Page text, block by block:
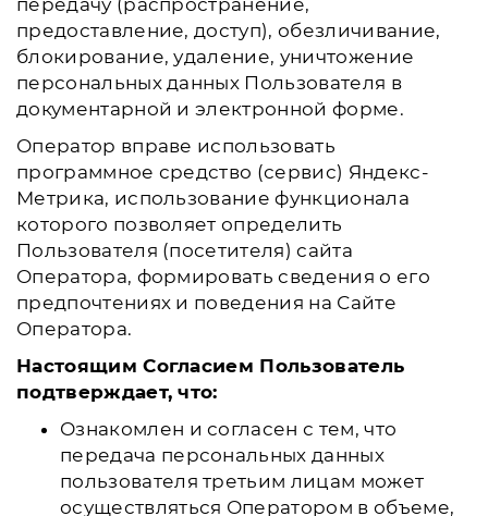
передачу (распространение,
предоставление, доступ), обезличивание,
блокирование, удаление, уничтожение
персональных данных Пользователя в
документарной и электронной форме.
Оператор вправе использовать
программное средство (сервис) Яндекс-
Метрика, использование функционала
которого позволяет определить
Пользователя (посетителя) сайта
Оператора, формировать сведения о его
предпочтениях и поведения на Сайте
Оператора.
Настоящим Согласием Пользователь
подтверждает, что:
Ознакомлен и согласен с тем, что
передача персональных данных
пользователя третьим лицам может
осуществляться Оператором в объеме,